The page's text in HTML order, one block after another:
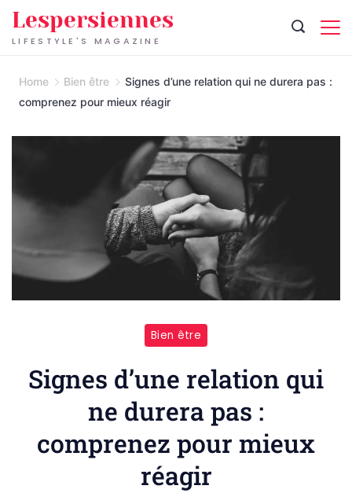
Skip
toLIFESTYLE'S MAGAZINE
Lespersiennes
Home Bien être
Signes d’une relation qui ne durera pas :
comprenez pour mieux réagir
Bien être
Signes d’une relation qui
ne durera pas :
comprenez pour mieux
réagir